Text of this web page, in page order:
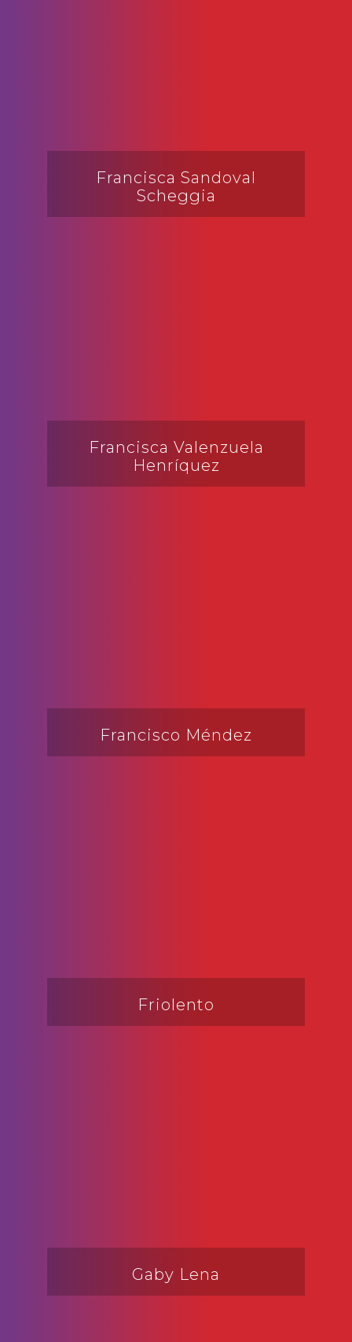
Francisca Sandoval
Scheggia
Francisca Valenzuela
Henríquez
Francisco Méndez
Friolento
Gaby Lena